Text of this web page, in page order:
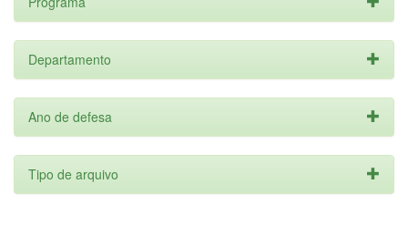
Departamento
Ano de defesa
Tipo de arquivo